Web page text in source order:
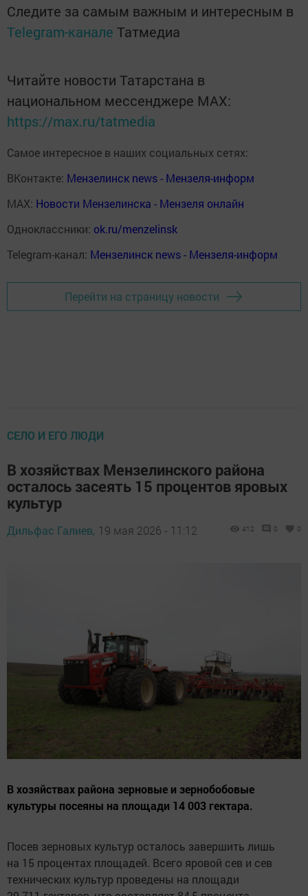
Следите за самым важным и интересным в
Telegram-канале Татмедиа
Читайте новости Татарстана в
национальном мессенджере MАХ:
https://max.ru/tatmedia
Самое интересное в наших социальных сетях:
ВКонтакте: Мензелинск news - Мензеля-информ
MAX: Новости Мензелинска - Мензеля онлайн
Одноклассники: ok.ru/menzelinsk
Telegram-канал: Мензелинск news - Мензеля-информ
Перейти на страницу новости
СЕЛО И ЕГО ЛЮДИ
В хозяйствах Мензелинского района
осталось засеять 15 процентов яровых
культур
Дильфас Галиев, 19 мая 2026 - 11:12 412 0 0
В хозяйствах района зерновые и зернобобовые
культуры посеяны на площади 14 003 гектара.
Посев зерновых культур осталось завершить лишь
на 15 процентах площадей. Всего яровой сев и сев
технических культур проведены на площади